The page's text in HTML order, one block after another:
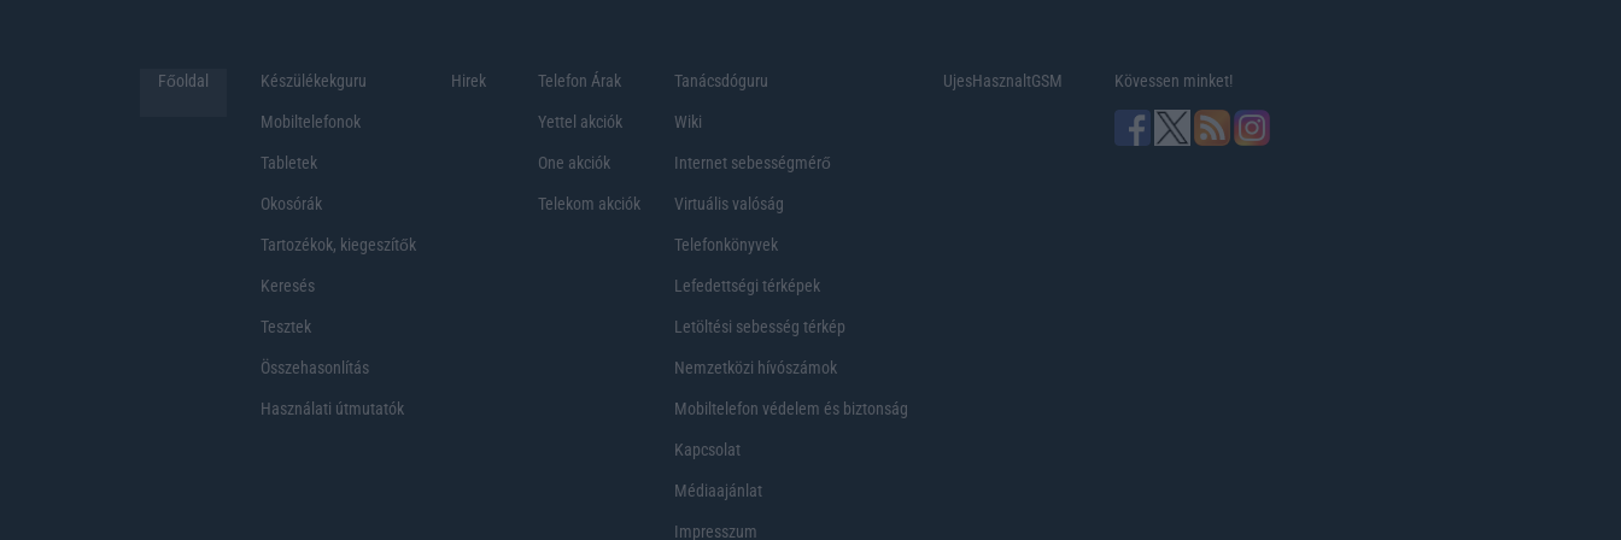
Főoldal Készülékekguru
Mobiltelefonok
Tabletek
Okosórák
Tartozékok, kiegeszítők
Keresés
Tesztek
Összehasonlítás
Használati útmutatók
Hirek Telefon Árak
Yettel akciók
One akciók
Telekom akciók
Tanácsdóguru
Wiki
Internet sebességmérő
Virtuális valóság
Telefonkönyvek
Lefedettségi térképek
Letöltési sebesség térkép
Nemzetközi hívószámok
Mobiltelefon védelem és biztonság
Kapcsolat
Médiaajánlat
Impresszum
UjesHasznaltGSM Kövessen minket!